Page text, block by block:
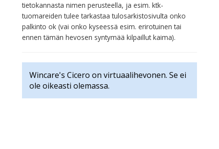
tietokannasta nimen perusteella, ja esim. ktk-
tuomareiden tulee tarkastaa tulosarkistosivulta onko
palkinto ok (vai onko kyseessä esim. erirotuinen tai
ennen tämän hevosen syntymää kilpaillut kaima).
Wincare's Cicero on virtuaalihevonen. Se ei
ole oikeasti olemassa.